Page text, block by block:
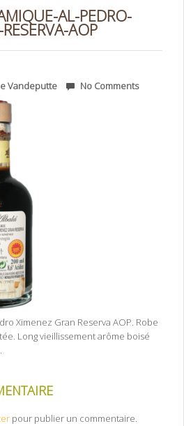
AL-PEDRO-
AOP
Vandeputte No Comments
Ximenez Gran Reserva AOP. Robe
Long vieillissement arôme boisé
pour publier un commentaire.